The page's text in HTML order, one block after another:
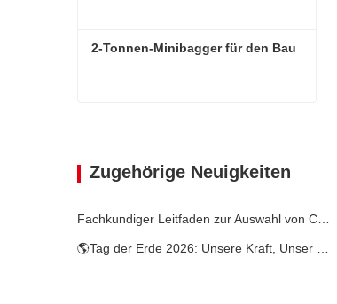
2-Tonnen-Minibagger für den Bau
Zugehörige Neuigkeiten
Fachkundiger Leitfaden zur Auswahl von Carter-Baggern (0,6 t bis 60 t) für optimale Baustelleneffizienz